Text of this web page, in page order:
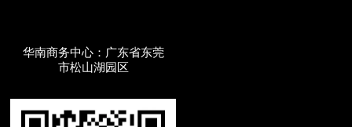
华南商务中心：广东省东莞
市松山湖园区